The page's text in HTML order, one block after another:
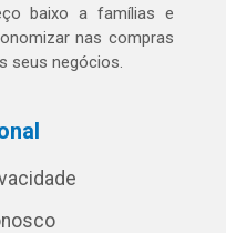
baixo a famílias e
nas compras
seus negócios.